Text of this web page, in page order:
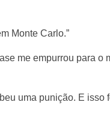
Monte Carlo.”
me empurrou para o
uma punição. E isso